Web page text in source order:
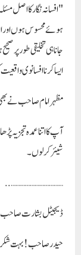
"افسانہ نگار کا اصل
ہوئے محسوس ہوں اور ان
جانا ہی تخلیقی طورپر
ایسا کرنا افسانوی
مظہر امام صاحب نے
آپ کا اتنا عمدہ تجزيہ
شیئر کر لوں۔
…………………………
…..
ڈیجیٹل بشارت
حیدر صاحب! بہت